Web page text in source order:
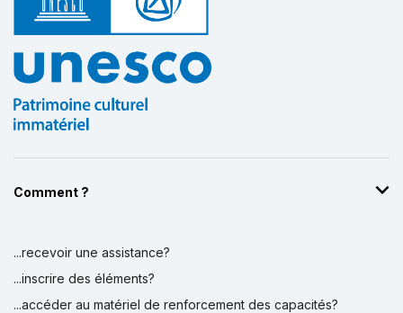
Comment ?
...recevoir une assistance?
...inscrire des éléments?
...accéder au matériel de renforcement des capacités?